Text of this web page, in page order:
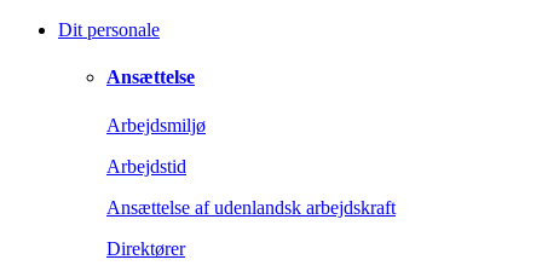
Dit personale
Ansættelse
Arbejdsmiljø
Arbejdstid
Ansættelse af udenlandsk arbejdskraft
Direktører